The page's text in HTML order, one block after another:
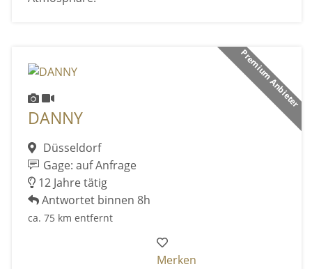
Premium Anbieter
DANNY
Düsseldorf
Gage: auf Anfrage
12 Jahre tätig
Antwortet binnen 8h
ca. 75 km entfernt
Merken